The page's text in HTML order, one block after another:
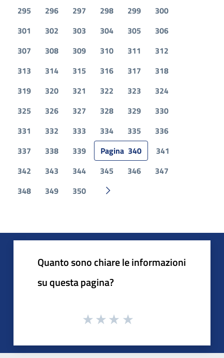
295 296 297 298 299
300
301
302 303 304 305
306
307
308 309 310 311
312
313
314 315 316 317
318
319
320 321 322 323
324
325
326 327 328 329
330
331
332 333 334 335
336
337
338 339 Pagina 340
341
342
343 344 345 346
347
348
349 350 Pagina successiva
Quanto sono chiare le informazioni
su questa pagina?